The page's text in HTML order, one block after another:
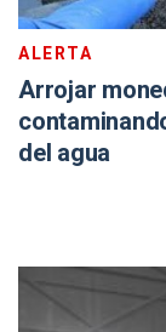
ALERTA
Arrojar
del agua